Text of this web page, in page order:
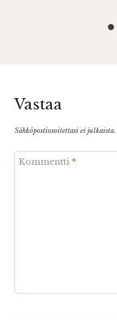
Vastaa
Sähköpostiosoitettasi ei julkaista.
Kommentti *